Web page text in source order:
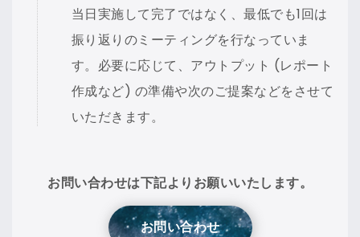
当日実施して完了ではなく、最低でも1回は
振り返りのミーティングを行なっていま
す。必要に応じて、アウトプット (レポート
作成など) の準備や次のご提案などをさせて
いただきます。
お問い合わせは下記よりお願いいたします。
お問い合わせ